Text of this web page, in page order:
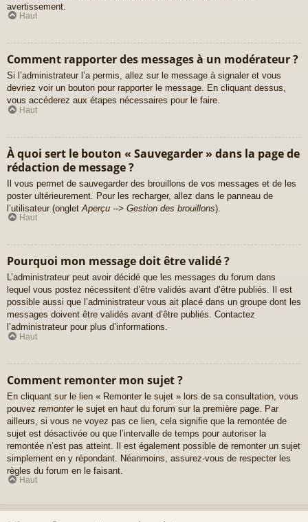
avertissement.
Haut
Comment rapporter des messages à un modérateur ?
Si l’administrateur l’a permis, allez sur le message à signaler et vous
devriez voir un bouton pour rapporter le message. En cliquant dessus,
vous accéderez aux étapes nécessaires pour le faire.
Haut
À quoi sert le bouton « Sauvegarder » dans la page de
rédaction de message ?
Il vous permet de sauvegarder des brouillons de vos messages et de les
poster ultérieurement. Pour les recharger, allez dans le panneau de
l’utilisateur (onglet Aperçu --> Gestion des brouillons).
Haut
Pourquoi mon message doit être validé ?
L’administrateur peut avoir décidé que les messages du forum dans
lequel vous postez nécessitent d’être validés avant d’être publiés. Il est
possible aussi que l’administrateur vous ait placé dans un groupe dont les
messages doivent être validés avant d’être publiés. Contactez
l’administrateur pour plus d’informations.
Haut
Comment remonter mon sujet ?
En cliquant sur le lien « Remonter le sujet » lors de sa consultation, vous
pouvez remonterle sujet en haut du forum sur la première page. Par
ailleurs, si vous ne voyez pas ce lien, cela signifie que la remontée de
sujet est désactivée ou que l’intervalle de temps pour autoriser la
remontée n’est pas atteint. Il est également possible de remonter un sujet
simplement en y répondant. Néanmoins, assurez-vous de respecter les
règles du forum en le faisant.
Haut